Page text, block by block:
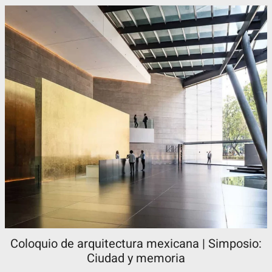
Coloquio de arquitectura mexicana | Simposio:
Ciudad y memoria